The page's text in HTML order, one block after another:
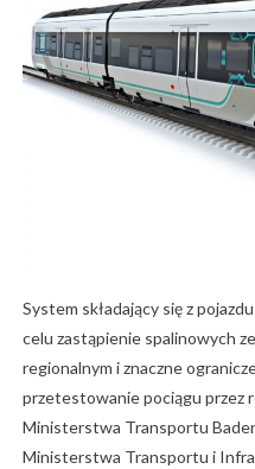
System składający się z
celu zastąpienie spalinowych
regionalnym i znaczne
przetestowanie pociągu przez
Ministerstwa Transportu
Ministerstwa Transportu i